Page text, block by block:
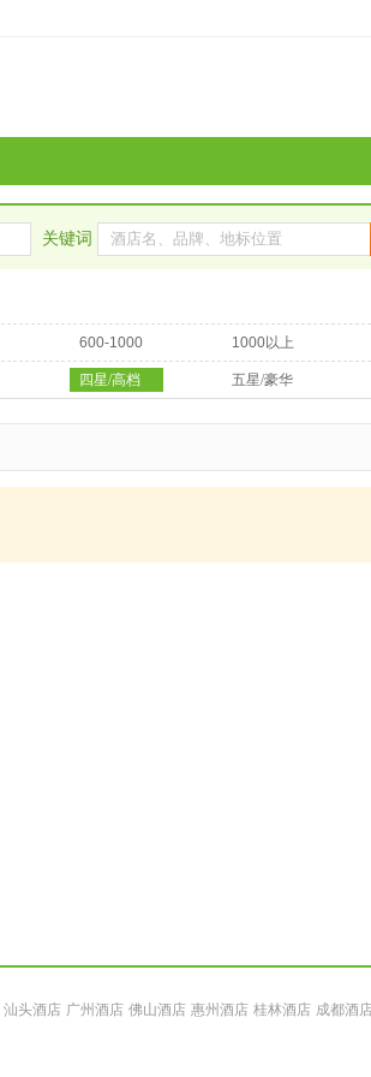
关键词
600-1000 1000以上
四星/高档 五星/豪华
汕头酒店 广州酒店 佛山酒店 惠州酒店 桂林酒店 成都酒